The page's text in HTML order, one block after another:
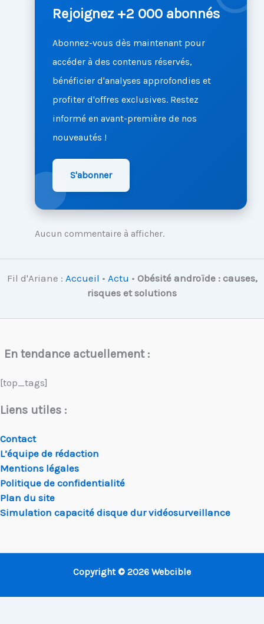
Rejoignez +2 000 abonnés
Abonnez-vous dès maintenant pour
accéder à des contenus réservés,
bénéficier d'analyses approfondies et
profiter d'offres exclusives. Restez
informé en avant-première de nos
nouveautés !
S'abonner
Aucun commentaire à afficher.
Fil d'Ariane : Accueil • Actu • Obésité androïde : causes,
risques et solutions
En tendance actuellement :
[top_tags]
Liens utiles :
Contact
L’équipe de rédaction
Mentions légales
Politique de confidentialité
Plan du site
Simulation capacité disque dur vidéosurveillance
Copyright © 2026 Webcible